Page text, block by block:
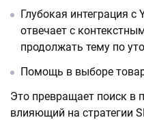
Глубокая интеграция с
отвечает с
продолжать тему по
Помощь в выборе
Это превращает поиск в
влияющий на стратегии